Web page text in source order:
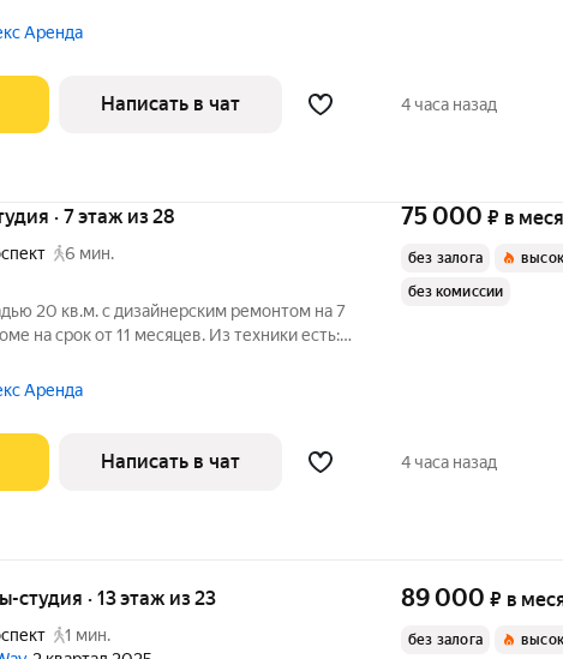
Аренда
Написать в чат 4 часа назад
· 7 этаж из 28
6 мин.
20 кв.м. с дизайнерским ремонтом на 7
на срок от 11 месяцев. Из техники есть:
Встроенный холодильник NO FROST с зоной
Аренда
75 000 ₽ в
без залога
без комиссии
Написать в чат 4 часа назад
студия · 13 этаж из 23
1 мин.
89 000 ₽ в
без залога